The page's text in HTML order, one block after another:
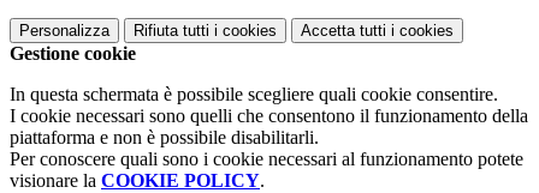
Personalizza Rifiuta tutti i cookies Accetta tutti i cookies
Gestione cookie
In questa schermata è possibile scegliere quali cookie consentire.
I cookie necessari sono quelli che consentono il funzionamento della
piattaforma e non è possibile disabilitarli.
Per conoscere quali sono i cookie necessari al funzionamento potete
visionare la COOKIE POLICY.